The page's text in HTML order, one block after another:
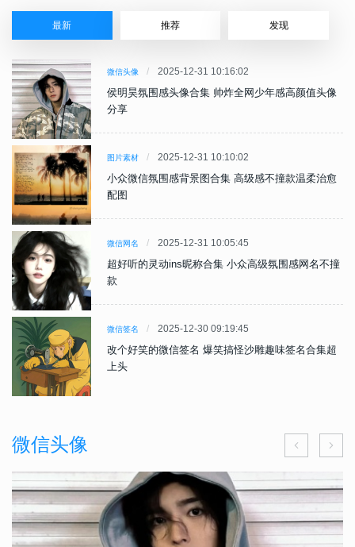
最新 推荐 发现
微信头像 2025-12-31 10:16:02
侯明昊氛围感头像合集 帅炸全网少年感高颜值头像
分享
图片素材 2025-12-31 10:10:02
小众微信氛围感背景图合集 高级感不撞款温柔治愈
配图
微信网名 2025-12-31 10:05:45
超好听的灵动ins昵称合集 小众高级氛围感网名不撞
款
微信签名 2025-12-30 09:19:45
改个好笑的微信签名 爆笑搞怪沙雕趣味签名合集超
上头
微信头像